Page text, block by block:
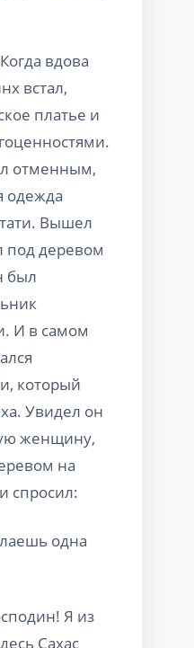
вдова
встал,
платье и
отменным,
одежда
Вышел
под деревом
был
И в самом
который
Увидел он
женщину,
на
спросил:
одна
Я из
Сахас